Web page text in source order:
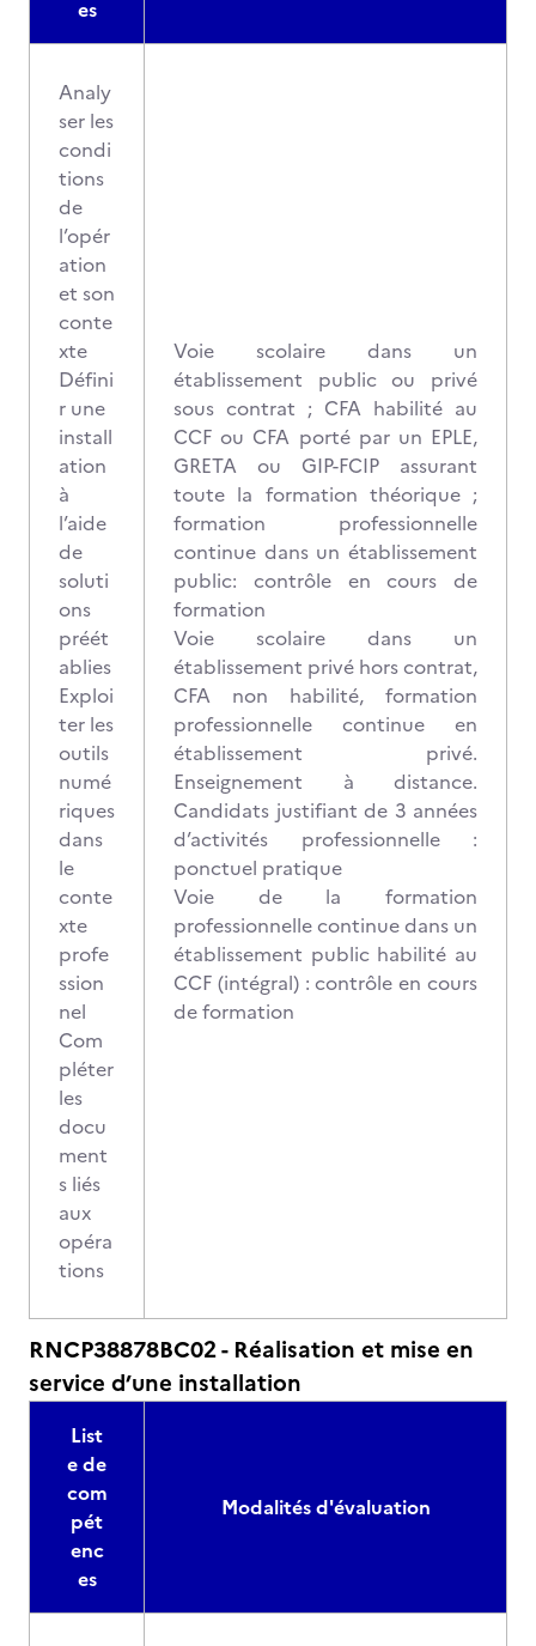
es
Analy
ser les
condi
tions
de
l’opér
ation
et son
conte
xte
Défini
r une
install
ation
à
l’aide
de
soluti
ons
préét
ablies
Exploi
ter les
outils
numé
riques
dans
le
conte
xte
profe
ssion
nel
Com
pléter
les
docu
ment
s liés
aux
opéra
tions
Voie scolaire dans un
établissement public ou privé
sous contrat ; CFA habilité au
CCF ou CFA porté par un EPLE,
GRETA ou GIP-FCIP assurant
toute la formation théorique ;
formation professionnelle
continue dans un établissement
public: contrôle en cours de
formation
Voie scolaire dans un
établissement privé hors contrat,
CFA non habilité, formation
professionnelle continue en
établissement privé.
Enseignement à distance.
Candidats justifiant de 3 années
d’activités professionnelle :
ponctuel pratique
Voie de la formation
professionnelle continue dans un
établissement public habilité au
CCF (intégral) : contrôle en cours
de formation
RNCP38878BC02 - Réalisation et mise en
service d’une installation
List
e de
com
pét
enc
es
Modalités d'évaluation